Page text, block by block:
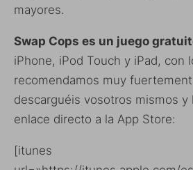
mayores.
Swap Cops es un juego
iPhone, iPod Touch y iPad, con
recomendamos muy
descarguéis vosotros mismos y
enlace directo a la App Store:
[itunes